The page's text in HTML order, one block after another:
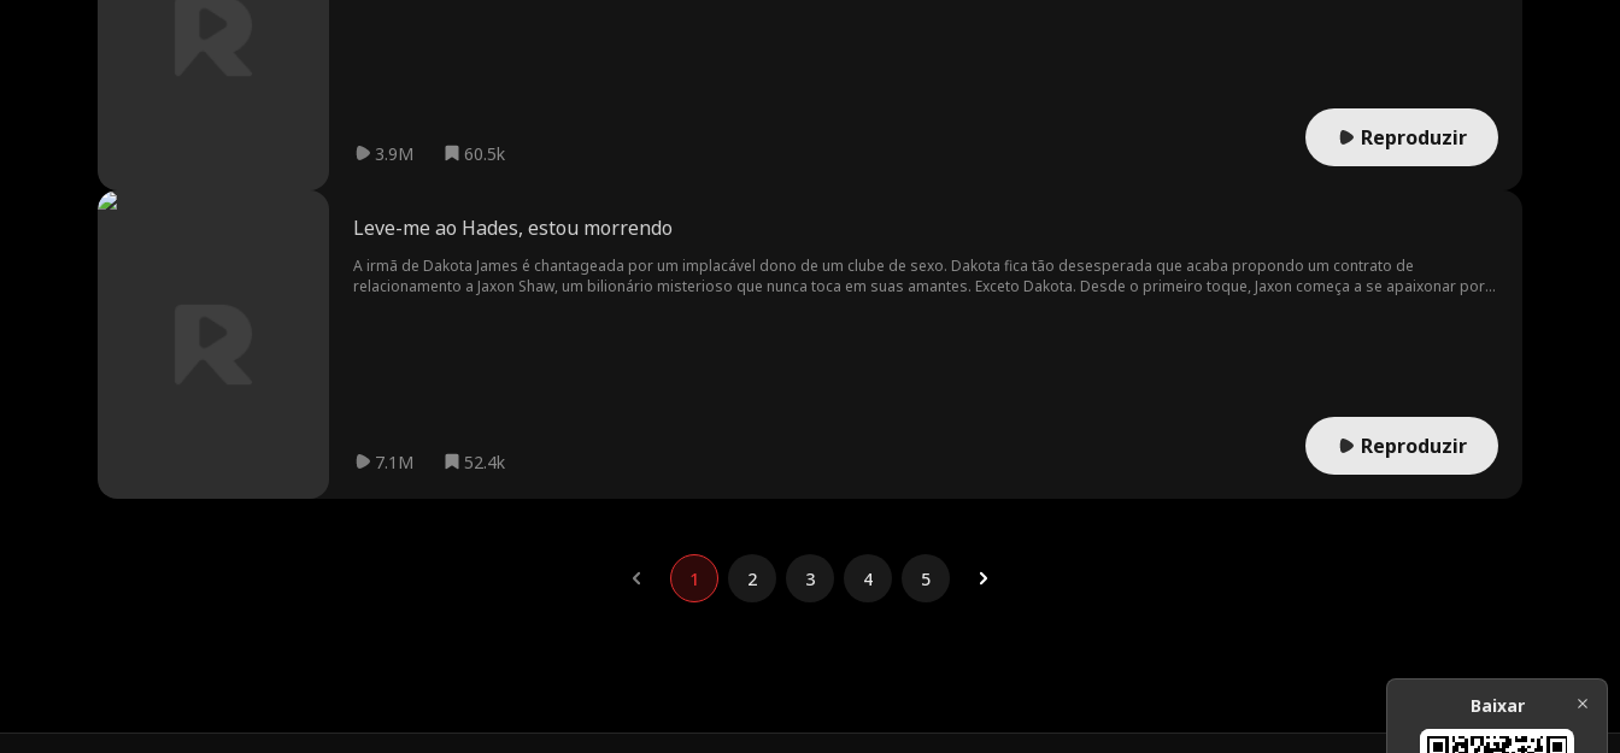
3.9M 60.5k
Reproduzir
Leve-me ao Hades, estou morrendo
A irmã de Dakota James é chantageada por um implacável dono de um clube de sexo. Dakota fica tão desesperada que acaba propondo um contrato de
relacionamento a Jaxon Shaw, um bilionário misterioso que nunca toca em suas amantes. Exceto Dakota. Desde o primeiro toque, Jaxon começa a se apaixonar por
7.1M 52.4k
Reproduzir
1 2 3 4 5
Baixar